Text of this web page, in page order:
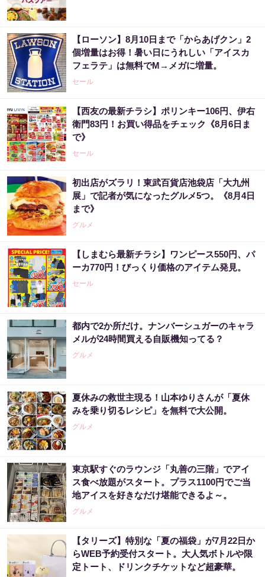
PR（合同会社デジタルファーム ）
【ローソン】8月10日まで「からあげクン」2
個増量はお得！暑い日にうれしい「アイスカ
フェラテ」は無料でM→メガに増量。
セール
【西友の最新チラシ】ポリンキー106円、伊右
衛門83円！お買い得品をチェック《8月6日ま
で》
セール
初出店がズラリ！東武百貨店池袋店「大九州
展」で記者が気になったグルメ5つ。《8月4日
まで》
グルメ
【しまむら最新チラシ】ワンピース550円、パ
ーカ770円！びっくり価格のアイテム発見。
セール
都内で2か所だけ。ナンバーシュガーのキャラ
メルが24時間買える自販機知ってる？
グルメ
夏休みの救世主現る！山本ゆりさんが「夏休
みを乗り切るレシピ」を無料で大公開。
グルメ
東京駅すぐのラウンジ「丸善の三階」でアイ
ス食べ放題がスタート。プラス1100円でご当
地アイスを好きなだけ堪能できるよ～。
グルメ
【タリーズ】特別な「夏の福袋」が7月22日か
らWEB予約受付スタート。大人気ボトルや限
定トート、ドリンクチケットなど超豪華。